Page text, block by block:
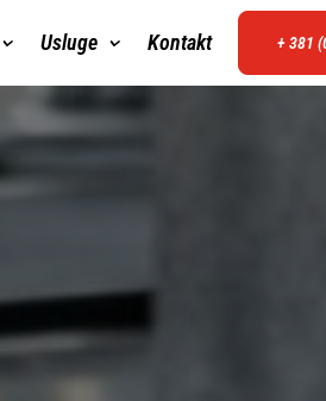
Usluge Kontakt + 381